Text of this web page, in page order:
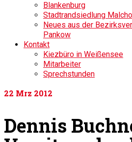
Blankenburg
Stadtrandsiedlung
Neues aus der
Pankow
Kontakt
Kiezbüro in Weißensee
Mitarbeiter
Sprechstunden
22 Mrz 2012
Dennis